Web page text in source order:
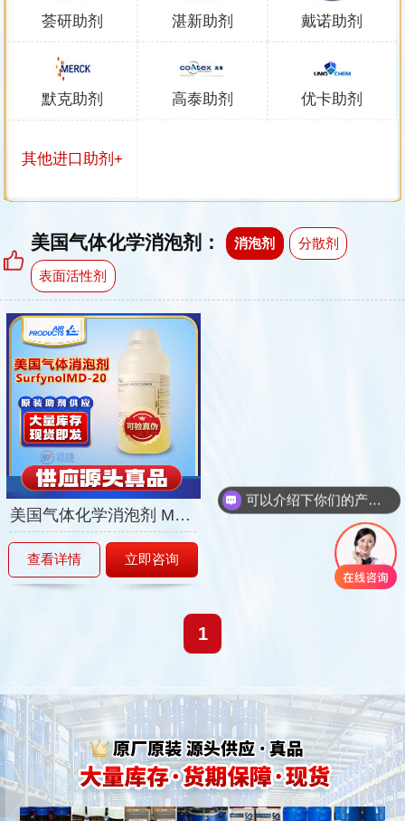
荟研助剂 湛新助剂 戴诺助剂
默克助剂 高泰助剂 优卡助剂
其他进口助剂+
美国气体化学消泡剂： 消泡剂 分散剂
表面活性剂
美国气体化学消泡剂 MD-20
查看详情 立即咨询
1
你们是怎么收费的呢